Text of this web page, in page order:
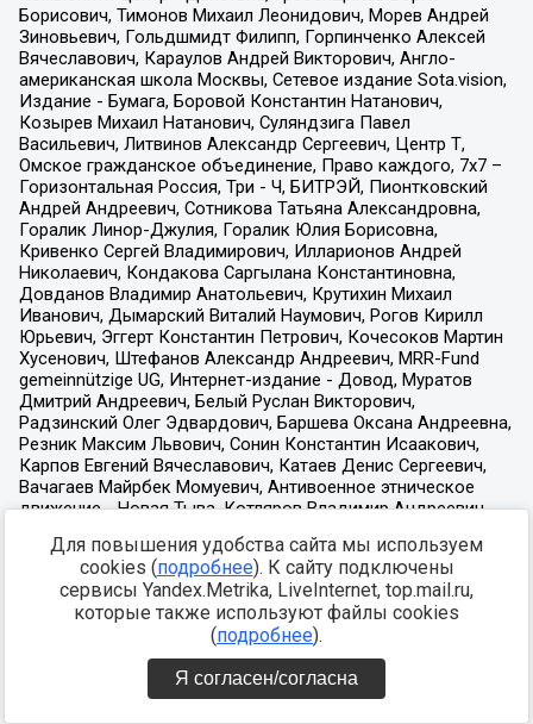
Для повышения удобства сайта мы используем
cookies (подробнее). К сайту подключены
сервисы Yandex.Metrika, LiveInternet, top.mail.ru,
которые также используют файлы cookies
(подробнее).
Я согласен/согласна